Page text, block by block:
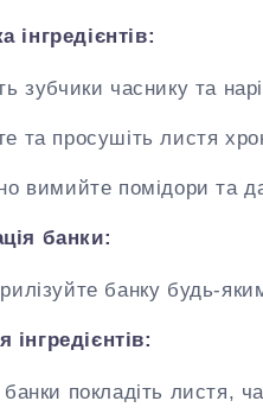
інгредієнтів:
зубчики часнику та
та просушіть листя
вимийте помідори та
банки:
банку будь-
інгредієнтів:
покладіть листя,